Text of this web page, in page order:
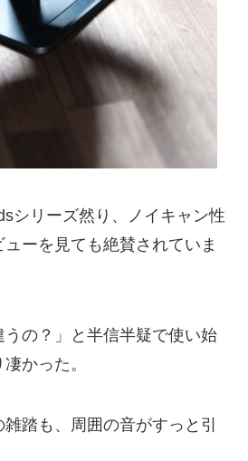
シリーズ然り、ノイキャン性
ーを見ても絶賛されていま
うの？」と半信半疑で使い始
かった。
踏も、周囲の音がすっと引